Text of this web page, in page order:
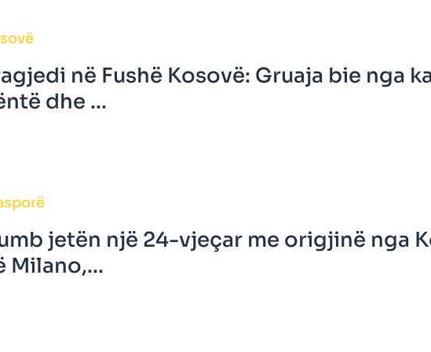
në Fushë Kosovë: Gruaja bie nga
dhe ...
jetën një 24-vjeçar me origjinë nga
Milano,...